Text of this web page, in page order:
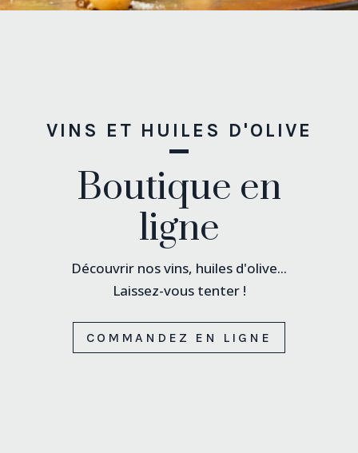
VINS ET HUILES D'OLIVE
Boutique en
ligne
Découvrir nos vins, huiles d'olive...
Laissez-vous tenter !
COMMANDEZ EN LIGNE